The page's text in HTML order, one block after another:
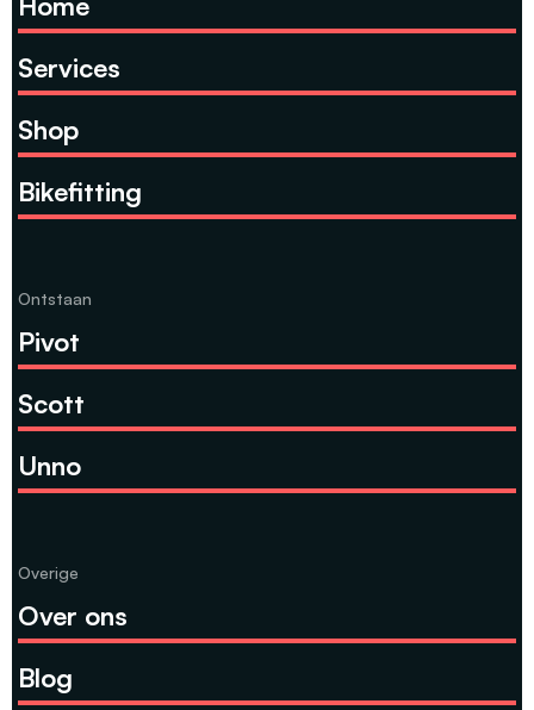
Services
Shop
Bikefitting
Ontstaan
Pivot
Scott
Unno
Overige
Over ons
Blog